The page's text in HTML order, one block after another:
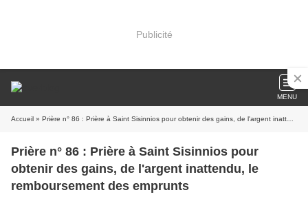
Publicité
MENU
Accueil » Prière n° 86 : Prière à Saint Sisinnios pour obtenir des gains, de l'argent inattendu, le remboursement des emprunts
Prière n° 86 : Prière à Saint Sisinnios pour
obtenir des gains, de l'argent inattendu, le
remboursement des emprunts